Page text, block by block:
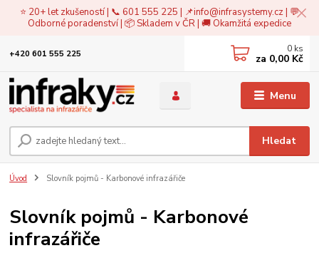
⭐ 20+ let zkušeností | 📞 601 555 225 | 📌info@infrasystemy.cz| 💬
Odborné poradenství | 📦 Skladem v ČR | 🚚 Okamžitá expedice
Menu
Hledat
+420 601 555 225 0 ks
za 0,00 Kč
Úvod Slovník pojmů - Karbonové infrazářiče
Slovník pojmů - Karbonové
infrazářiče